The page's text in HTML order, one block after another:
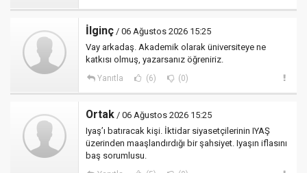
İlginç / 06 Ağustos 2026 15:25
Vay arkadaş. Akademik olarak üniversiteye ne
katkısı olmuş, yazarsanız öğreniriz.
Yanıtla (6) (0)
Ortak / 06 Ağustos 2026 15:25
Iyaş’ı batıracak kişi. İktidar siyasetçilerinin IYAŞ
üzerinden maaşlandırdığı bir şahsiyet. Iyaşın iflasını
baş sorumlusu.